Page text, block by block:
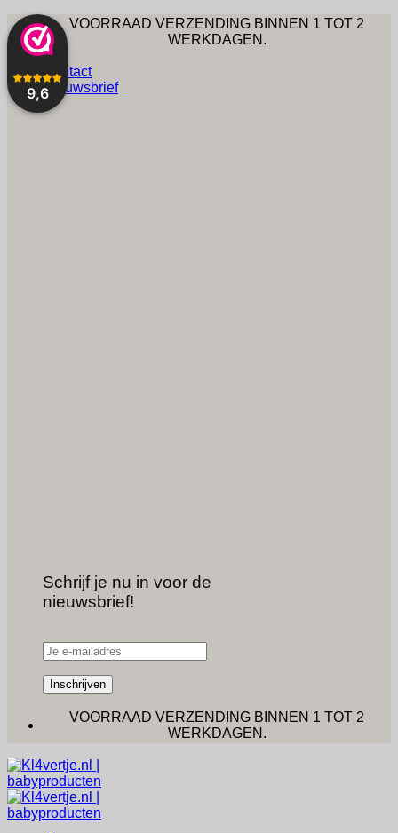
9,6
Ga
naar
inhoud
VOORRAAD VERZENDING BINNEN 1 TOT 2
WERKDAGEN.
CUSTUM VERZENDING BINNEN 1-2 WEKEN.
Contact
Nieuwsbrief
Schrijf je nu in voor de
nieuwsbrief!
GRATIS VERZENDING VANAF €50 (NL) - €100 (BE) .
VOORRAAD VERZENDING BINNEN 1 TOT 2
WERKDAGEN.
CUSTUM VERZENDING BINNEN 1-2 WEKEN.